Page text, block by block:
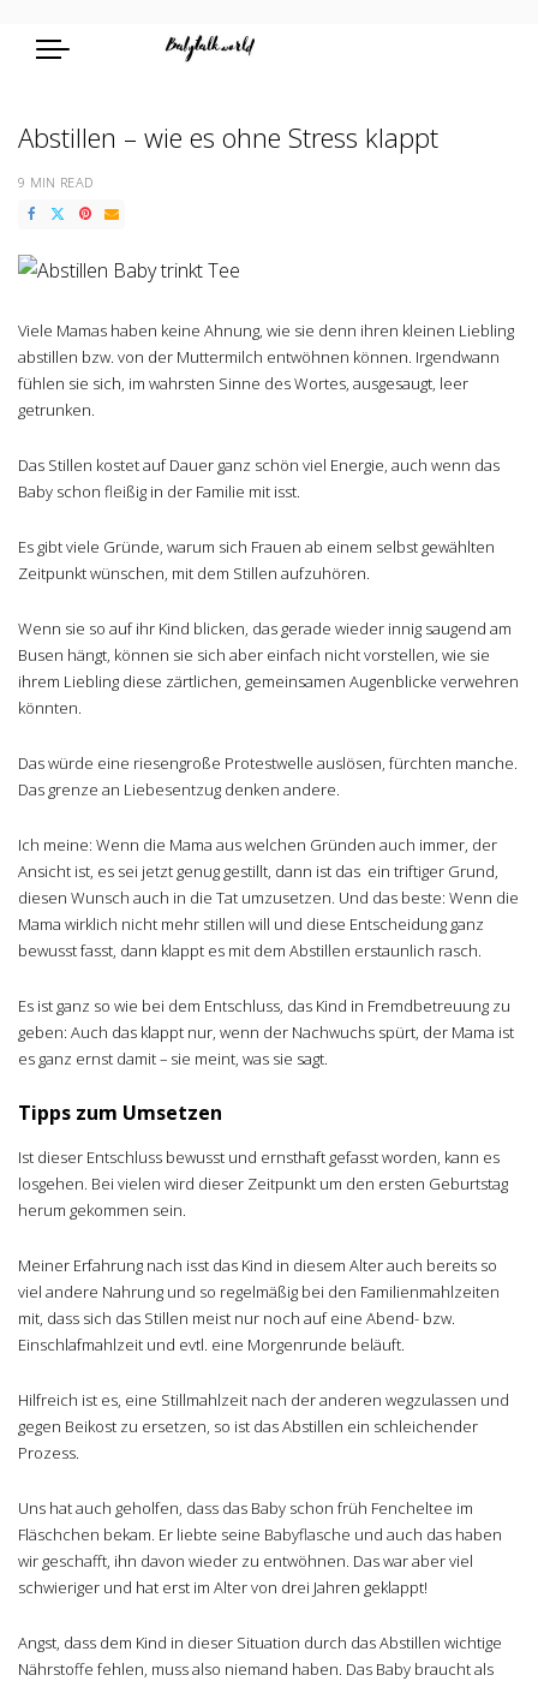
Abstillen – wie es ohne Stress klappt
9 MIN READ
Viele Mamas haben keine Ahnung, wie sie denn ihren kleinen Liebling
abstillen bzw. von der Muttermilch entwöhnen können. Irgendwann
fühlen sie sich, im wahrsten Sinne des Wortes, ausgesaugt, leer
getrunken.
Das Stillen kostet auf Dauer ganz schön viel Energie, auch wenn das
Baby schon fleißig in der Familie mit isst.
Es gibt viele Gründe, warum sich Frauen ab einem selbst gewählten
Zeitpunkt wünschen, mit dem Stillen aufzuhören.
Wenn sie so auf ihr Kind blicken, das gerade wieder innig saugend am
Busen hängt, können sie sich aber einfach nicht vorstellen, wie sie
ihrem Liebling diese zärtlichen, gemeinsamen Augenblicke verwehren
könnten.
Das würde eine riesengroße Protestwelle auslösen, fürchten manche.
Das grenze an Liebesentzug denken andere.
Ich meine: Wenn die Mama aus welchen Gründen auch immer, der
Ansicht ist, es sei jetzt genug gestillt, dann ist das ein triftiger Grund,
diesen Wunsch auch in die Tat umzusetzen. Und das beste: Wenn die
Mama wirklich nicht mehr stillen will und diese Entscheidung ganz
bewusst fasst, dann klappt es mit dem Abstillen erstaunlich rasch.
Es ist ganz so wie bei dem Entschluss, das Kind in Fremdbetreuung zu
geben: Auch das klappt nur, wenn der Nachwuchs spürt, der Mama ist
es ganz ernst damit – sie meint, was sie sagt.
Tipps zum Umsetzen
Ist dieser Entschluss bewusst und ernsthaft gefasst worden, kann es
losgehen. Bei vielen wird dieser Zeitpunkt um den ersten Geburtstag
herum gekommen sein.
Meiner Erfahrung nach isst das Kind in diesem Alter auch bereits so
viel andere Nahrung und so regelmäßig bei den Familienmahlzeiten
mit, dass sich das Stillen meist nur noch auf eine Abend- bzw.
Einschlafmahlzeit und evtl. eine Morgenrunde beläuft.
Hilfreich ist es, eine Stillmahlzeit nach der anderen wegzulassen und
gegen Beikost zu ersetzen, so ist das Abstillen ein schleichender
Prozess.
Uns hat auch geholfen, dass das Baby schon früh Fencheltee im
Fläschchen bekam. Er liebte seine Babyflasche und auch das haben
wir geschafft, ihn davon wieder zu entwöhnen. Das war aber viel
schwieriger und hat erst im Alter von drei Jahren geklappt!
Angst, dass dem Kind in dieser Situation durch das Abstillen wichtige
Nährstoffe fehlen, muss also niemand haben. Das Baby braucht als